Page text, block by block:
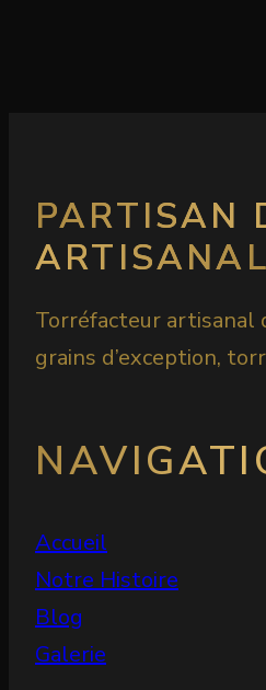
PARTISAN
ARTISANAL
Torréfacteur artisanal
grains d’exception,
Accueil
Notre Histoire
Blog
Galerie